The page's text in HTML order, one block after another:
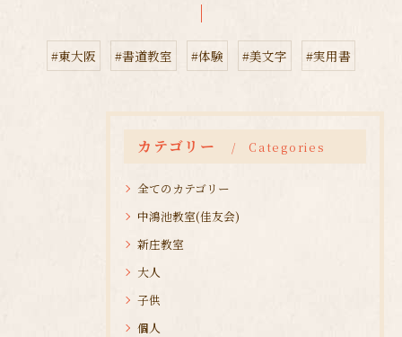
#東大阪 #書道教室 #体験 #美文字 #実用書
カテゴリー Categories
全てのカテゴリー
中鴻池教室(佳友会)
新庄教室
大人
子供
個人